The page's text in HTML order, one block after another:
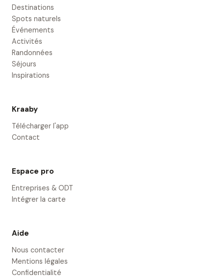
Destinations
Spots naturels
Événements
Activités
Randonnées
Séjours
Inspirations
Kraaby
Télécharger l'app
Contact
Espace pro
Entreprises & ODT
Intégrer la carte
Aide
Nous contacter
Mentions légales
Confidentialité